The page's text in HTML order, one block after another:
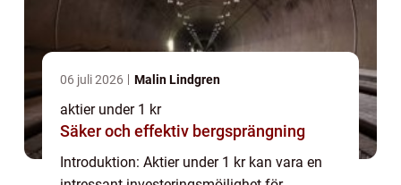
06 juli 2026 Malin Lindgren
aktier under 1 kr
Säker och effektiv bergsprängning
Introduktion: Aktier under 1 kr kan vara en